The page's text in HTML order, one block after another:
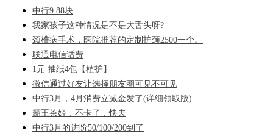
中行9.88块
我家孩子这种情况是不是大舌头呀?
颈椎病手术，医院推荐的定制护颈2500一个。
联通电信话费
1元 抽纸4包【植护】
微信通过好友让选择朋友圈可见不可见
中行3月，4月消费立减金发了(详细领取版)
霸王茶姬，不卡了，快去
中行3月的进阶50/100/200到了